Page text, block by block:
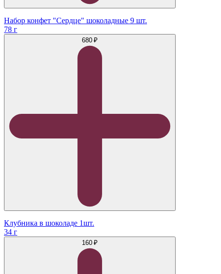
Набор конфет "Сердце" шоколадные 9 шт.
78 г
680 ₽
Клубника в шоколаде 1шт.
34 г
160 ₽